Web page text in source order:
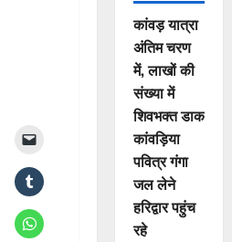
कांवड़ यात्रा
अंतिम चरण
में, लाखों की
संख्या में
शिवभक्त डाक
कांवड़िया
पवित्र गंगा
जल लेने
हरिद्वार पहुंच
रहे